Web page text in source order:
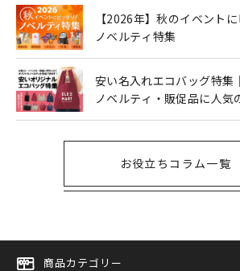
【2026年】秋のイベント
ノベルティ特集
安い名入れエコバッグ特集
ノベルティ・販促品に人気
お役立ちコラム一覧
商品カテゴリー